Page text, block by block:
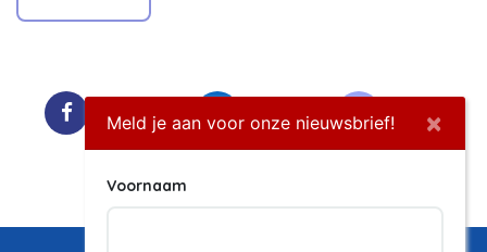
Facebook LinkedIn
Meld je aan voor onze nieuwsbrief! ×
Voornaam